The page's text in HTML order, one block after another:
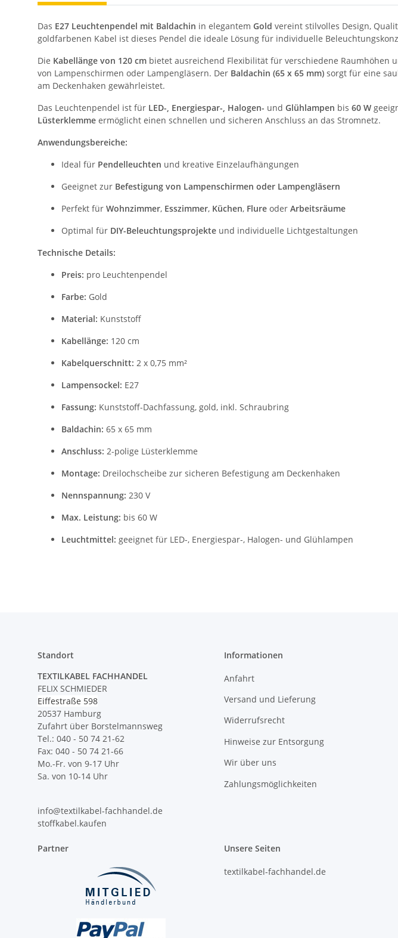
Das E27 Leuchtenpendel mit Baldachin in elegantem Gold vereint stilvolles Design,
goldfarbenen Kabel ist dieses Pendel die ideale Lösung für individuelle
Die Kabellänge von 120 cm bietet ausreichend Flexibilität für verschiedene Raumhöhen
von Lampenschirmen oder Lampengläsern. Der Baldachin (65 x 65 mm) sorgt für eine
am Deckenhaken gewährleistet.
Das Leuchtenpendel ist für LED-, Energiespar-, Halogen- und Glühlampen bis 60 W
Lüsterklemme ermöglicht einen schnellen und sicheren Anschluss an das Stromnetz.
Anwendungsbereiche:
Ideal für Pendelleuchten und kreative Einzelaufhängungen
Geeignet zur Befestigung von Lampenschirmen oder Lampengläsern
Perfekt für Wohnzimmer, Esszimmer, Küchen, Flure oder Arbeitsräume
Optimal für DIY-Beleuchtungsprojekte und individuelle Lichtgestaltungen
Technische Details:
Preis: pro Leuchtenpendel
Farbe: Gold
Material: Kunststoff
Kabellänge: 120 cm
Kabelquerschnitt: 2 x 0,75 mm²
Lampensockel: E27
Fassung: Kunststoff-Dachfassung, gold, inkl. Schraubring
Baldachin: 65 x 65 mm
Anschluss: 2-polige Lüsterklemme
Montage: Dreilochscheibe zur sicheren Befestigung am Deckenhaken
Nennspannung: 230 V
Max. Leistung: bis 60 W
Leuchtmittel: geeignet für LED-, Energiespar-, Halogen- und Glühlampen
Standort
TEXTILKABEL FACHHANDEL
FELIX SCHMIEDER
Eiffestraße 598
20537 Hamburg
Zufahrt über Borstelmannsweg
Tel.: 040 - 50 74 21-62
Fax: 040 - 50 74 21-66
Mo.-Fr. von 9-17 Uhr
Sa. von 10-14 Uhr
info@textilkabel-fachhandel.de
stoffkabel.kaufen
Informationen
Anfahrt
Versand und Lieferung
Widerrufsrecht
Hinweise zur Entsorgung
Wir über uns
Zahlungsmöglichkeiten
Partner Unsere Seiten
textilkabel-fachhandel.de